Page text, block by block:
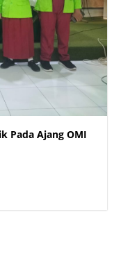
Pada Ajang OMI